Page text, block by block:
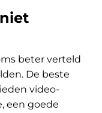
beter verteld
De beste
video-
een goede